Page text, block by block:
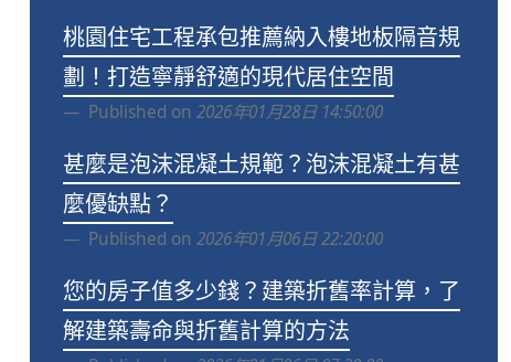
桃園住宅工程承包推薦納入樓地板隔音規
劃！打造寧靜舒適的現代居住空間
Published on 2026年01月28日 14:50:00
甚麼是泡沫混凝土規範？泡沫混凝土有甚
麼優缺點？
Published on 2026年01月06日 22:20:00
您的房子值多少錢？建築折舊率計算，了
解建築壽命與折舊計算的方法